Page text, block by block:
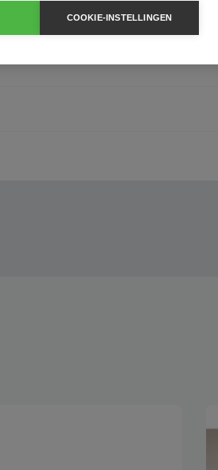
COOKIE-INSTELLINGEN